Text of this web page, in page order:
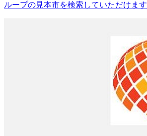
ループの見本市を検索していただけます